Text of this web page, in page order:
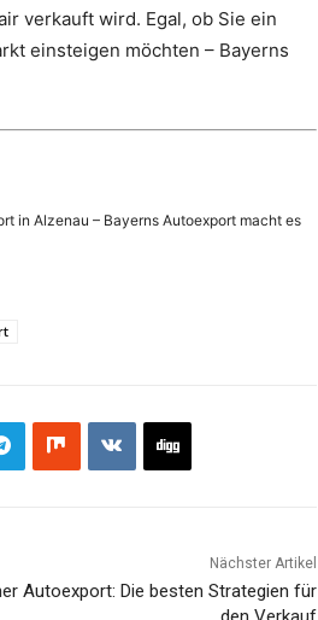
verkauft wird. Egal, ob Sie ein
einsteigen möchten – Bayerns
in Alzenau – Bayerns Autoexport macht es
Nächster Artikel
Autoexport: Die besten Strategien für